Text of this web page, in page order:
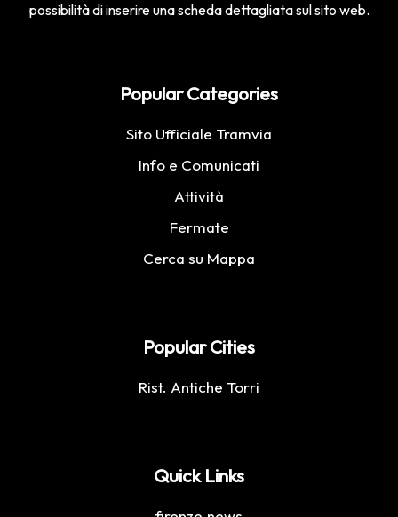
possibilità di inserire una scheda dettagliata sul sito web.
Popular Categories
Sito Ufficiale Tramvia
Info e Comunicati
Attività
Fermate
Cerca su Mappa
Popular Cities
Rist. Antiche Torri
Quick Links